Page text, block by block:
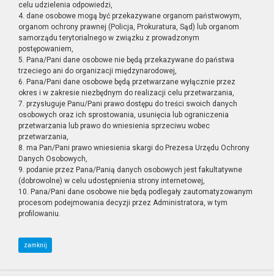
celu udzielenia odpowiedzi,
4. dane osobowe mogą być przekazywane organom państwowym,
organom ochrony prawnej (Policja, Prokuratura, Sąd) lub organom
samorządu terytorialnego w związku z prowadzonym
postępowaniem,
5. Pana/Pani dane osobowe nie będą przekazywane do państwa
trzeciego ani do organizacji międzynarodowej,
6. Pana/Pani dane osobowe będą przetwarzane wyłącznie przez
okres i w zakresie niezbędnym do realizacji celu przetwarzania,
7. przysługuje Panu/Pani prawo dostępu do treści swoich danych
osobowych oraz ich sprostowania, usunięcia lub ograniczenia
przetwarzania lub prawo do wniesienia sprzeciwu wobec
przetwarzania,
8. ma Pan/Pani prawo wniesienia skargi do Prezesa Urzędu Ochrony
Danych Osobowych,
9. podanie przez Pana/Panią danych osobowych jest fakultatywne
(dobrowolne) w celu udostępnienia strony internetowej,
10. Pana/Pani dane osobowe nie będą podlegały zautomatyzowanym
procesom podejmowania decyzji przez Administratora, w tym
profilowaniu.
zamknij